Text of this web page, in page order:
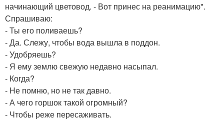
начинающий цветовод. - Вот принес на реанимацию".
Спрашиваю:
- Ты его поливаешь?
- Да. Слежу, чтобы вода вышла в поддон.
- Удобряешь?
- Я ему землю свежую недавно насыпал.
- Когда?
- Не помню, но не так давно.
- А чего горшок такой огромный?
- Чтобы реже пересаживать.